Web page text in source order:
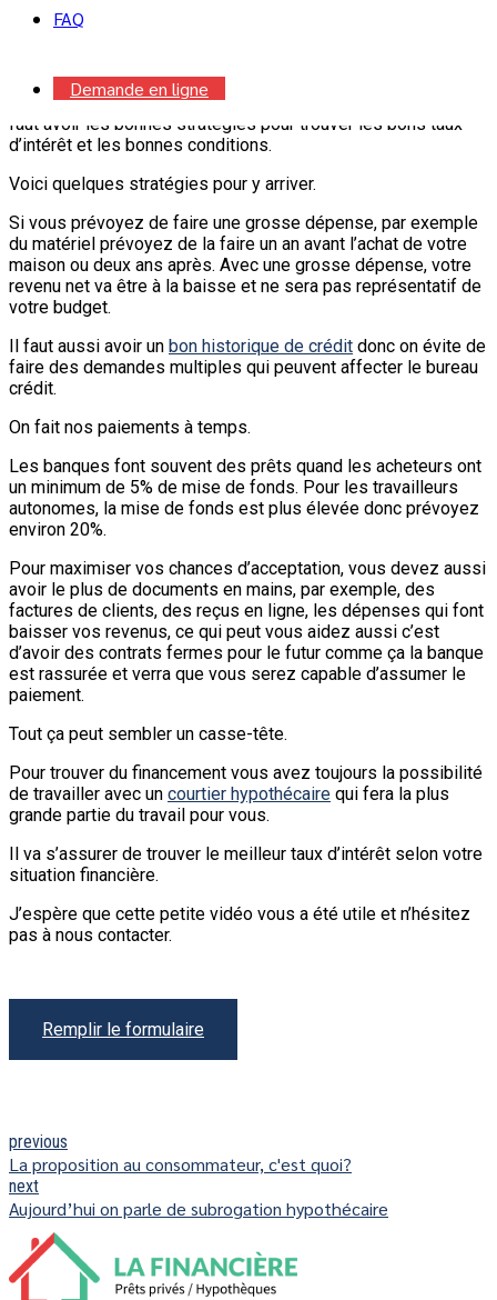
FAQ
Demande en ligne
Aujourd’hui je vais vous parler des
Obtenir unprêt hypothécaire quand on est travailleur
autonome, ça peut parfois être difficile ces pour cela qu’il
faut avoir les bonnes stratégies pour trouver les bons taux
d’intérêt et les bonnes conditions.
Voici quelques stratégies pour y arriver.
Si vous prévoyez de faire une grosse dépense, par exemple
du matériel prévoyez de la faire un an avant l’achat de votre
maison ou deux ans après. Avec une grosse dépense, votre
revenu net va être à la baisse et ne sera pas représentatif de
votre budget.
Il faut aussi avoir un bon historique de crédit donc on évite de
faire des demandes multiples qui peuvent affecter le bureau
crédit.
On fait nos paiements à temps.
Les banques font souvent des prêts quand les acheteurs ont
un minimum de 5% de mise de fonds. Pour les travailleurs
autonomes, la mise de fonds est plus élevée donc prévoyez
environ 20%.
Pour maximiser vos chances d’acceptation, vous devez aussi
avoir le plus de documents en mains, par exemple, des
factures de clients, des reçus en ligne, les dépenses qui font
baisser vos revenus, ce qui peut vous aidez aussi c’est
d’avoir des contrats fermes pour le futur comme ça la banque
est rassurée et verra que vous serez capable d’assumer le
paiement.
Tout ça peut sembler un casse-tête.
Pour trouver du financement vous avez toujours la possibilité
de travailler avec un courtier hypothécaire qui fera la plus
grande partie du travail pour vous.
Il va s’assurer de trouver le meilleur taux d’intérêt selon votre
situation financière.
J’espère que cette petite vidéo vous a été utile et n’hésitez
pas à nous contacter.
Remplir le formulaire
previous
La proposition au consommateur, c'est quoi?
next
Aujourd’hui on parle de subrogation hypothécaire